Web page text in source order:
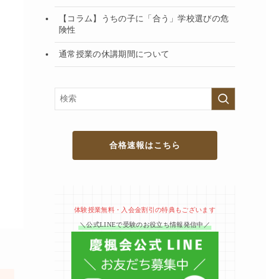
【コラム】うちの子に「合う」学校選びの危
険性
通常授業の休講期間について
合格速報はこちら
体験授業無料・入会金割引の特典もございます
＼公式LINEで受験のお役立ち情報発信中／